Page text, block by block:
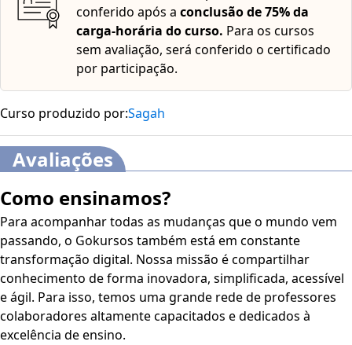
conferido após a conclusão de 75% da
carga-horária do curso. Para os cursos
sem avaliação, será conferido o certificado
por participação.
Curso produzido por:Sagah
Avaliações
Como ensinamos?
Para acompanhar todas as mudanças que o mundo vem
passando, o Gokursos também está em constante
transformação digital. Nossa missão é compartilhar
conhecimento de forma inovadora, simplificada, acessível
e ágil. Para isso, temos uma grande rede de professores
colaboradores altamente capacitados e dedicados à
excelência de ensino.